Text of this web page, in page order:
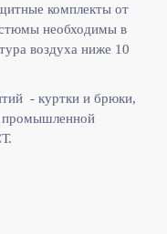
комплекты от
необходимы в
воздуха ниже 10
- куртки и брюки,
промышленной